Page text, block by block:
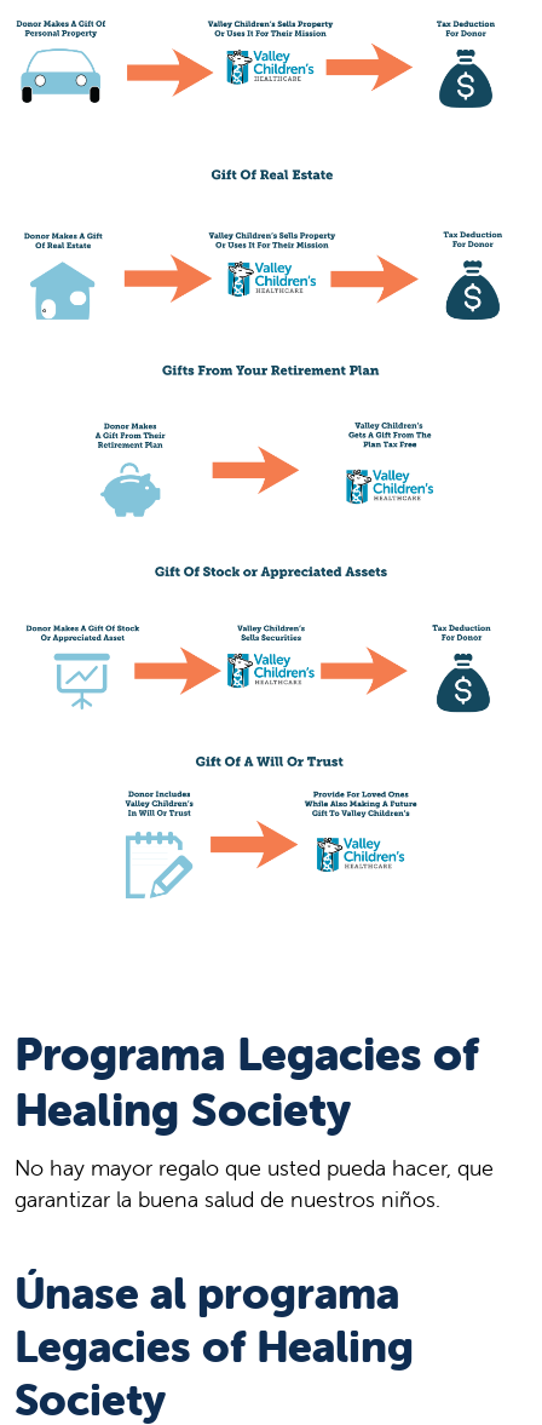
Programa Legacies of
Healing Society
No hay mayor regalo que usted pueda hacer, que
garantizar la buena salud de nuestros niños.
Únase al programa
Legacies of Healing
Society